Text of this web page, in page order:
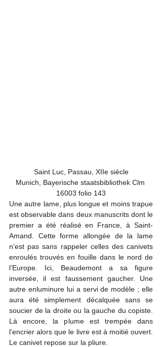
Saint Luc, Passau, XIIe siècle
Munich, Bayerische staatsbibliothek Clm
16003 folio 143
Une autre lame, plus longue et moins trapue
est observable dans deux manuscrits dont le
premier a été réalisé en France, à Saint-
Amand. Cette forme allongée de la lame
n’est pas sans rappeler celles des canivets
enroulés trouvés en fouille dans le nord de
l’Europe. Ici, Beaudemont a sa figure
inversée, il est faussement gaucher. Une
autre enluminure lui a servi de modèle ; elle
aura été simplement décalquée sans se
soucier de la droite ou la gauche du copiste.
Là encore, la plume est trempée dans
l’encrier alors que le livre est à moitié ouvert.
Le canivet repose sur la pliure.